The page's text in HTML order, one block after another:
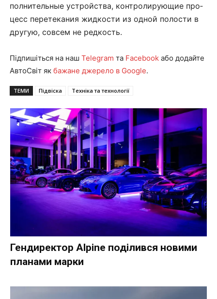
пол­ни­тель­ные устройства, кон­тро­ли­ру­ю­щие про­
цесс пе­ре­те­ка­ния жид­ко­с­ти из од­ной по­ло­с­ти в
другую, сов­сем не ред­кость.
Підпишіться на наш Telegram та Facebook або додайте
АвтоСвіт як бажане джерело в Google.
ТЕМИ Підвіска Техніка та технології
Гендиректор Alpine поділився новими
планами марки